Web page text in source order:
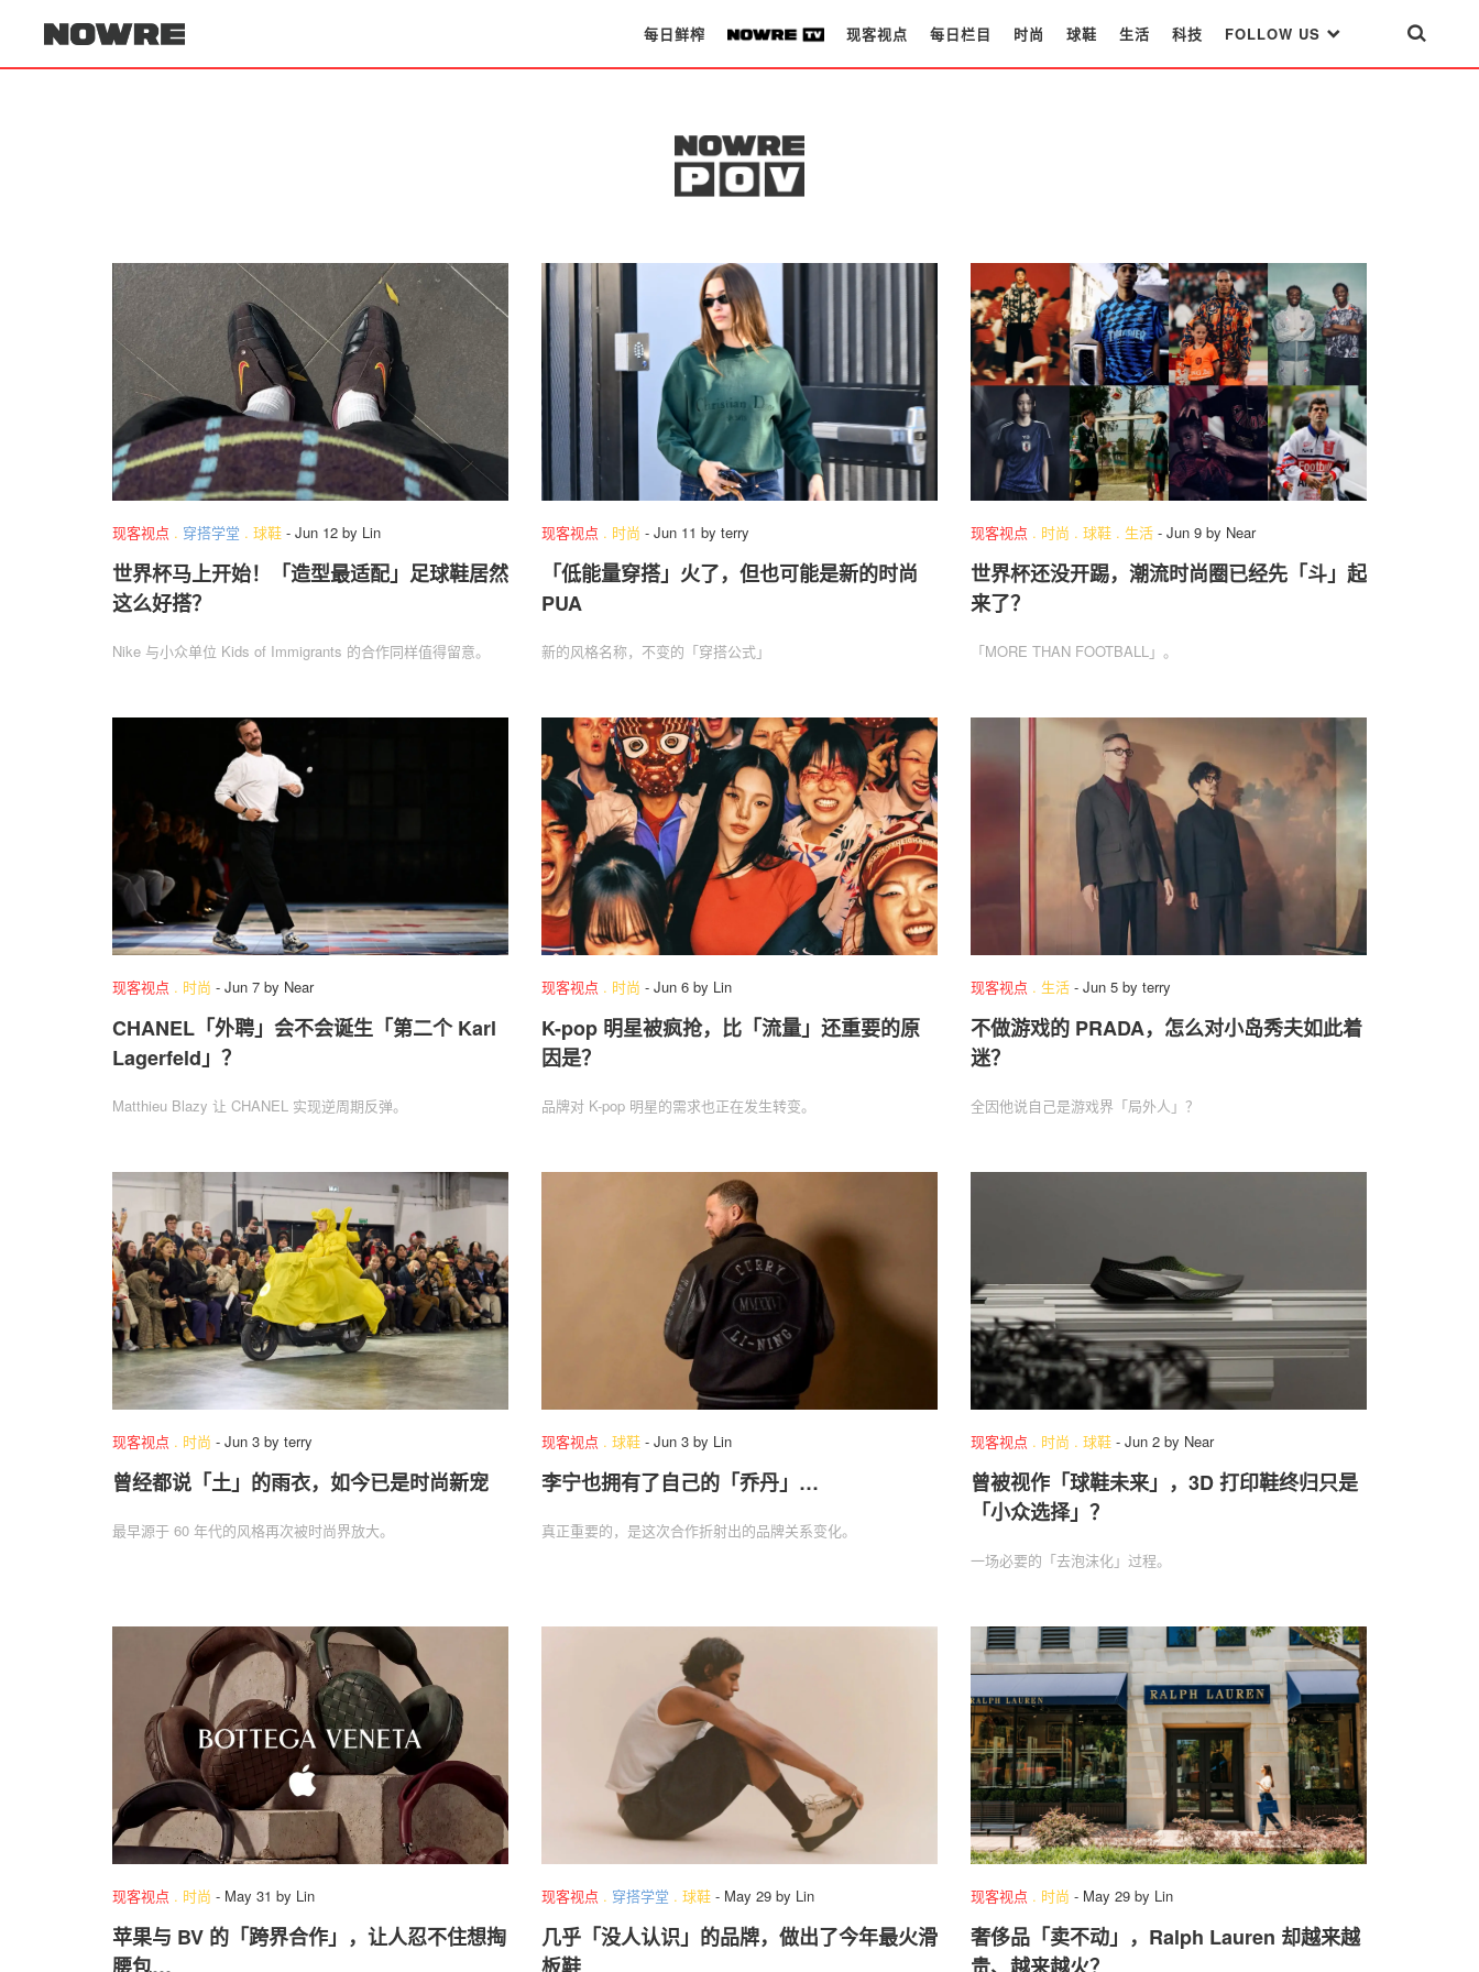
每日鲜榨 现客视点 每日栏目 时尚 球鞋 生活 科技 FOLLOW US
现客视点
时 尚
球 鞋
生 活
科 技
关于我们 联系我们
现客视点 . 穿搭学堂 . 球鞋 - Jun 12 by Lin
世界杯马上开始！「造型最适配」足球鞋居然
这么好搭？
Nike 与小众单位 Kids of Immigrants 的合作同样值得留意。
现客视点 . 时尚 - Jun 11 by terry
「低能量穿搭」火了，但也可能是新的时尚
PUA
新的风格名称，不变的「穿搭公式」
现客视点 . 时尚 . 球鞋 . 生活 - Jun 9 by Near
世界杯还没开踢，潮流时尚圈已经先「斗」起
来了？
「MORE THAN FOOTBALL」。
现客视点 . 时尚 - Jun 7 by Near
CHANEL「外聘」会不会诞生「第二个 Karl
Lagerfeld」？
Matthieu Blazy 让 CHANEL 实现逆周期反弹。
现客视点 . 时尚 - Jun 6 by Lin
K-pop 明星被疯抢，比「流量」还重要的原
因是？
品牌对 K-pop 明星的需求也正在发生转变。
现客视点 . 生活 - Jun 5 by terry
不做游戏的 PRADA，怎么对小岛秀夫如此着
迷？
全因他说自己是游戏界「局外人」？
现客视点 . 时尚 - Jun 3 by terry
曾经都说「土」的雨衣，如今已是时尚新宠
最早源于 60 年代的风格再次被时尚界放大。
现客视点 . 球鞋 - Jun 3 by Lin
李宁也拥有了自己的「乔丹」…
真正重要的，是这次合作折射出的品牌关系变化。
现客视点 . 时尚 . 球鞋 - Jun 2 by Near
曾被视作「球鞋未来」，3D 打印鞋终归只是
「小众选择」？
一场必要的「去泡沫化」过程。
现客视点 . 时尚 - May 31 by Lin
苹果与 BV 的「跨界合作」，让人忍不住想掏
现客视点 . 穿搭学堂 . 球鞋 - May 29 by Lin
几乎「没人认识」的品牌，做出了今年最火滑
现客视点 . 时尚 - May 29 by Lin
奢侈品「卖不动」，Ralph Lauren 却越来越